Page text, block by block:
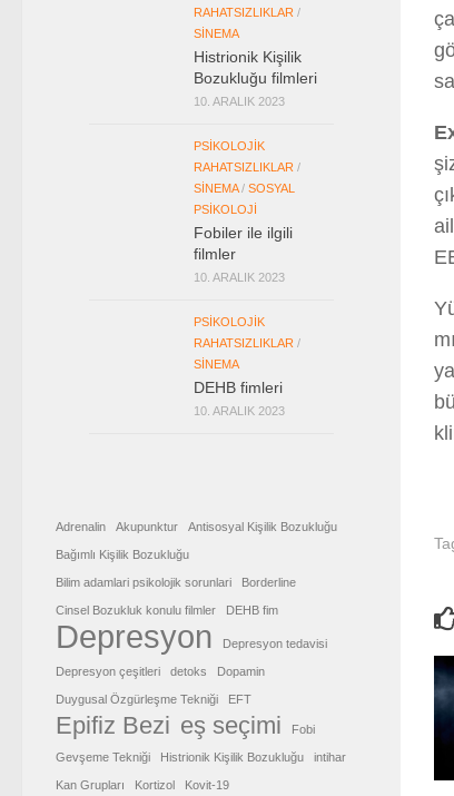
RAHATSIZLIKLAR /
SINEMA
Histrionik Kişilik
Bozukluğu filmleri
10. ARALIK 2023
PSIKOLOJIK
RAHATSIZLIKLAR /
SINEMA/ SOSYAL
PSIKOLOJI
Fobiler ile ilgili
filmler
10. ARALIK 2023
PSIKOLOJIK
RAHATSIZLIKLAR /
SINEMA
DEHB fimleri
10. ARALIK 2023
Adrenalin Akupunktur Antisosyal Kişilik Bozukluğu
Bağımlı Kişilik Bozukluğu
Bilim adamlari psikolojik sorunlari Borderline
Cinsel Bozukluk konulu filmler DEHB fim
Depresyon Depresyon tedavisi
Depresyon çeşitleri detoks Dopamin
Duygusal Özgürleşme Tekniği EFT
Epifiz Bezi eş seçimi Fobi
Gevşeme Tekniği Histrionik Kişilik Bozukluğu intihar
Kan Grupları Kortizol Kovit-19